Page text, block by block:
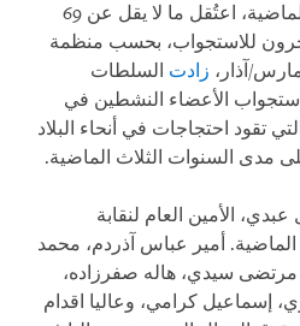
العمال. خلال الأشهر الـ 12 الماضية، اعتُقل ما لا يقل عن 69
للاستجواب، بحسب منظمة
آذار، زادت السلطات
الأعضاء النشطين في
تقود احتجاجات في أنحاء البلاد
مدى السنوات الثلاث الماضية.
الأمين العام لنقابة
أمير عباس آذردم، محمد
مرتضى سيدي، هاله صفرزاده،
إسماعيل كرامي، وعاليا اقدام